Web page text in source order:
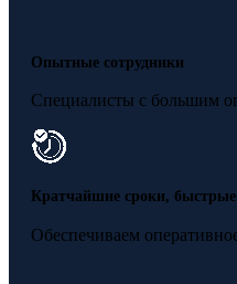
Опытные сотрудники
Специалисты с большим
Кратчайшие сроки, быстрые
Обеспечиваем